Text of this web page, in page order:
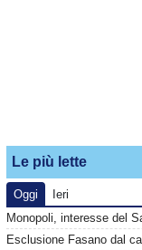
Le più lette
Oggi
Ieri